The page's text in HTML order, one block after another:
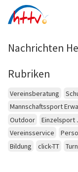
Inhalt
Nachrichten
Rubriken
Vereinsberatung
Mannschaftssport
Outdoor
Einzelsport
Vereinsservice
Bildung
click-TT